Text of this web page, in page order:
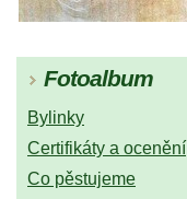
Fotoalbum
Bylinky
Certifikáty a ocenění
Co pěstujeme